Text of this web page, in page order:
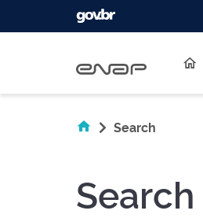
Search
Search